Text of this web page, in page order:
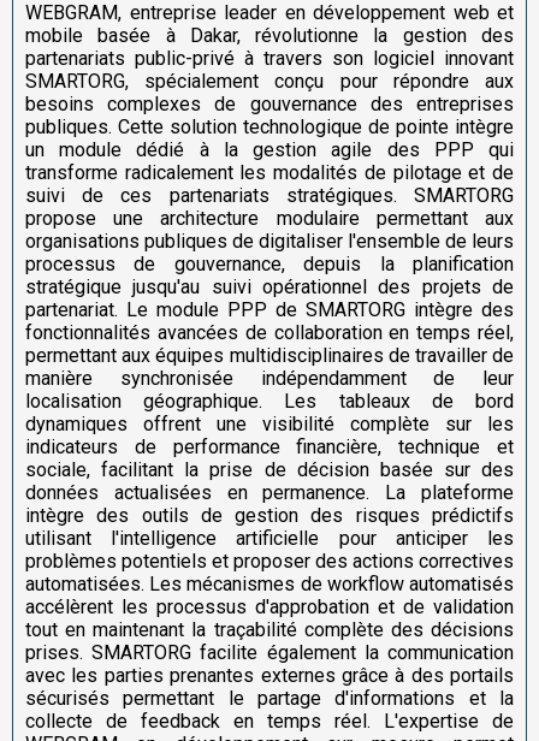
WEBGRAM, entreprise leader en développement web et
mobile basée à Dakar, révolutionne la gestion des
partenariats public-privé à travers son logiciel innovant
SMARTORG, spécialement conçu pour répondre aux
besoins complexes de gouvernance des entreprises
publiques. Cette solution technologique de pointe intègre
un module dédié à la gestion agile des PPP qui
transforme radicalement les modalités de pilotage et de
suivi de ces partenariats stratégiques. SMARTORG
propose une architecture modulaire permettant aux
organisations publiques de digitaliser l'ensemble de leurs
processus de gouvernance, depuis la planification
stratégique jusqu'au suivi opérationnel des projets de
partenariat. Le module PPP de SMARTORG intègre des
fonctionnalités avancées de collaboration en temps réel,
permettant aux équipes multidisciplinaires de travailler de
manière synchronisée indépendamment de leur
localisation géographique. Les tableaux de bord
dynamiques offrent une visibilité complète sur les
indicateurs de performance financière, technique et
sociale, facilitant la prise de décision basée sur des
données actualisées en permanence. La plateforme
intègre des outils de gestion des risques prédictifs
utilisant l'intelligence artificielle pour anticiper les
problèmes potentiels et proposer des actions correctives
automatisées. Les mécanismes de workflow automatisés
accélèrent les processus d'approbation et de validation
tout en maintenant la traçabilité complète des décisions
prises. SMARTORG facilite également la communication
avec les parties prenantes externes grâce à des portails
sécurisés permettant le partage d'informations et la
collecte de feedback en temps réel. L'expertise de